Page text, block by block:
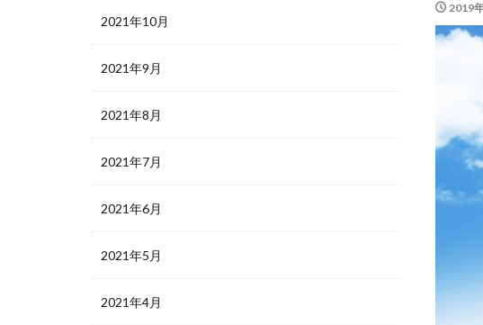
2019
2021年10月
2021年9月
2021年8月
2021年7月
2021年6月
2021年5月
2021年4月